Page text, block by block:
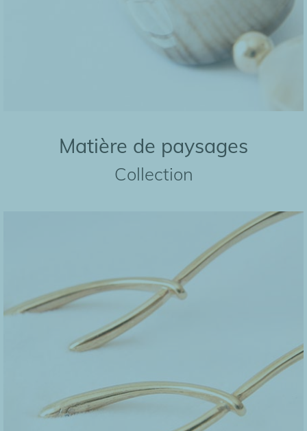
Matière de paysages
Collection